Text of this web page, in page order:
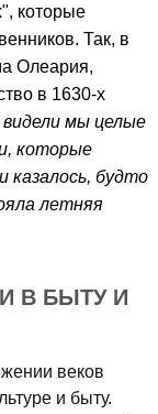
которые
Так, в
Олеария,
в 1630-х
мы целые
которые
казалось, будто
летняя
В БЫТУ И
веков
и быту.